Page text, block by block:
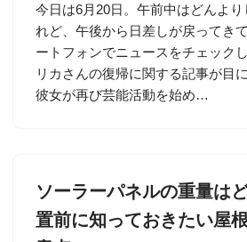
今日は6月20日。午前中はどんよ
れど、午後から日差しが戻ってき
ートフォンでニュースをチェック
リカさんの復帰に関する記事が目
彼女が再び芸能活動を始め…
ソーラーパネルの重量は
置前に知っておきたい屋